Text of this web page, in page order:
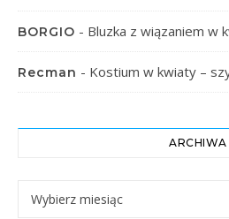
BORGIO - Bluzka z wiązaniem w
Recman - Kostium w kwiaty –
ARCHIWA